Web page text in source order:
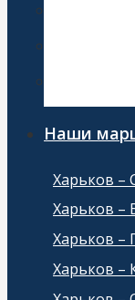
Наши
Харьков –
Харьков –
Харьков –
Харьков –